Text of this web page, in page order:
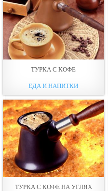
ТУРКА С КОФЕ
ЕДА И НАПИТКИ
ТУРКА С КОФЕ НА УГЛЯХ